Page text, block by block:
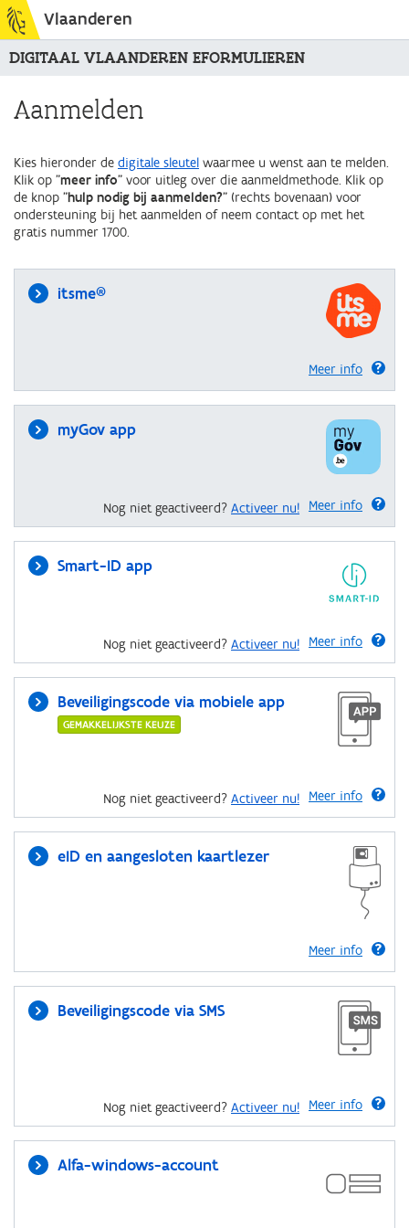
Vlaanderen
DIGITAAL VLAANDEREN EFORMULIEREN
Aanmelden
Kies hieronder de digitale sleutel waarmee u wenst aan te melden.
Klik op "meer info" voor uitleg over die aanmeldmethode. Klik op
de knop "hulp nodig bij aanmelden?" (rechts bovenaan) voor
ondersteuning bij het aanmelden of neem contact op met het
gratis nummer 1700.
itsme®
Meer info
myGov app
Meer info
Nog niet geactiveerd? Activeer nu!
Smart-ID app
Meer info
Nog niet geactiveerd? Activeer nu!
Beveiligingscode via mobiele app
GEMAKKELIJKSTE KEUZE
Meer info
Nog niet geactiveerd? Activeer nu!
eID en aangesloten kaartlezer
Meer info
Beveiligingscode via SMS
Meer info
Nog niet geactiveerd? Activeer nu!
Alfa-windows-account